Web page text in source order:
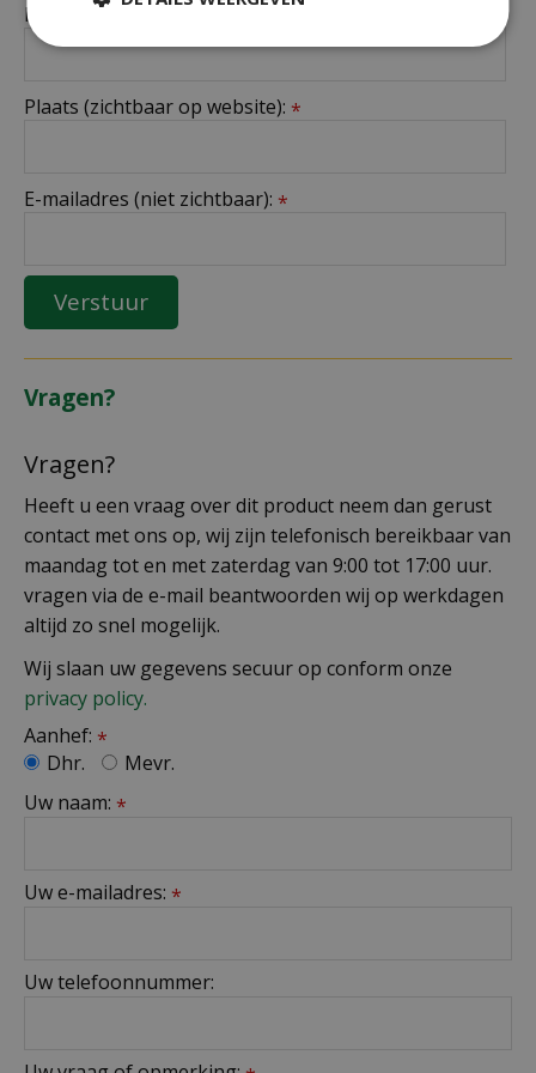
Naam (zichtbaar op website):
Plaats (zichtbaar op website): *
E-mailadres (niet zichtbaar): *
Vragen?
Vragen?
Heeft u een vraag over dit product neem dan gerust
contact met ons op, wij zijn telefonisch bereikbaar van
maandag tot en met zaterdag van 9:00 tot 17:00 uur.
vragen via de e-mail beantwoorden wij op werkdagen
altijd zo snel mogelijk.
Wij slaan uw gegevens secuur op conform onze
privacy policy.
Aanhef: *
Dhr.
Mevr.
Uw naam: *
Uw e-mailadres: *
Uw telefoonnummer: